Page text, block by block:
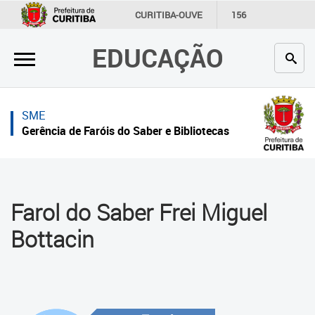
CURITIBA-OUVE 156
INFORMAÇÃO SECRETARIAS
EDUCAÇÃO
×
Inicial
Secretaria
Profissionais da educação
Contato
Links
×
Inicial
Inicial
Secretaria
Crianças e estudantes
Comunidade
O que é
SME
Gerência de Faróis do Saber e Bibliotecas
Farol do Saber Frei Miguel
Bottacin